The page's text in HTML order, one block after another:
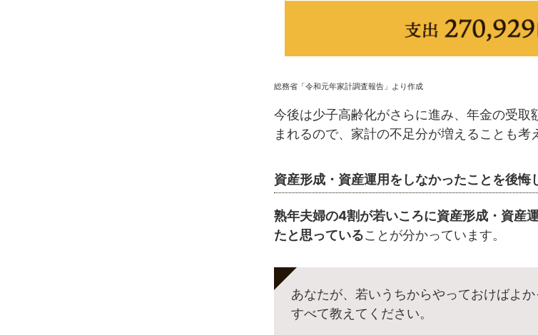
総務省「令和元年家計調査報告」より作成
今後は少子高齢化がさらに進み、年金の受取
まれるので、家計の不足分が増えることも考
資産形成・資産運用をしなかったことを後悔
熟年夫婦の4割が若いころに資産形成・資産
たと思っていることが分かっています。
あなたが、若いうちからやっておけばよ
すべて教えてください。